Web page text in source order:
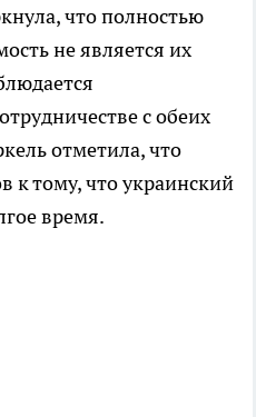
что полностью
не является их
с обеих
отметила, что
к тому, что украинский
время.